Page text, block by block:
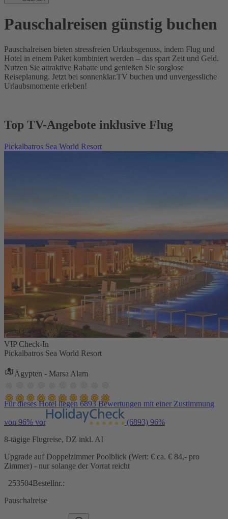
Pauschalreisen günstig buchen
Pauschalreisen bieten stressfreien Urlaubsgenuss, indem Flug und
Hotel in einem Paket kombiniert werden – das spart Zeit und Geld.
Nutzen Sie attraktive Rabatte und genießen Sie sorglose
Reiseplanung. Jetzt bei sonnenklar.TV buchen und unvergessliche
Urlaubsmomente erleben!
Top TV-Angebote inklusive Flug
Pickalbatros Sea World Resort
VIP Check-In
Pickalbatros Sea World Resort
Ägypten - Marsa Alam
Für dieses Hotel liegen 6893 Bewertungen mit einer Zustimmung
von 96% vor (6893) 96%
8-tägige Flugreise, DZ inkl. AI
Upgrade auf Doppelzimmer Poolblick (Wert: € ca. € 84,- pro
Zimmer) - nur solange der Vorrat reicht
253504Bestellnr.:
Pauschalreise